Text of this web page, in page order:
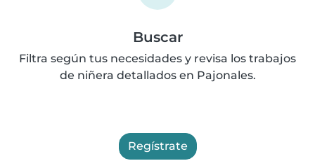
Buscar
Filtra según tus necesidades y revisa los trabajos
de niñera detallados en Pajonales.
Regístrate